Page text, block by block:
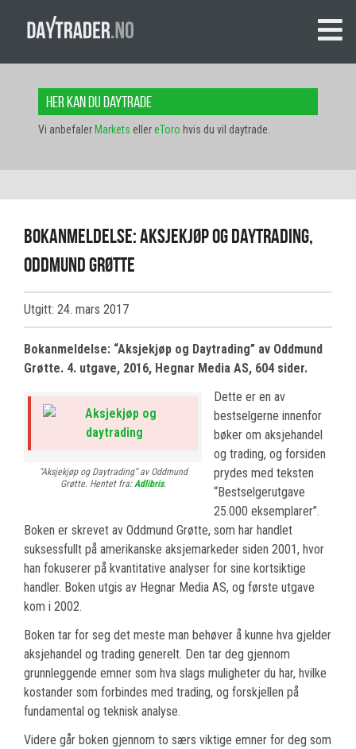
Her kan du daytrade
Vi anbefaler Markets ellereToro hvis du vil daytrade.
Bokanmeldelse: Aksjekjøp og Daytrading,
Oddmund Grøtte
Utgitt: 24. mars 2017
Bokanmeldelse: “Aksjekjøp og Daytrading” av Oddmund
Grøtte. 4. utgave, 2016, Hegnar Media AS, 604 sider.
“Aksjekjøp og Daytrading” av Oddmund
Grøtte. Hentet fra:Adlibris.
Dette er en av
bestselgerne innenfor
bøker om aksjehandel
og trading, og forsiden
prydes med teksten
“Bestselgerutgave
25.000 eksemplarer”.
Boken er skrevet av Oddmund Grøtte, som har handlet
suksessfullt på amerikanske aksjemarkeder siden 2001, hvor
han fokuserer på kvantitative analyser for sine kortsiktige
handler. Boken utgis av Hegnar Media AS, og første utgave
kom i 2002.
Boken tar for seg det meste man behøver å kunne hva gjelder
aksjehandel og trading generelt. Den tar deg gjennom
grunnleggende emner som hva slags muligheter du har, hvilke
kostander som forbindes med trading, og forskjellen på
fundamental og teknisk analyse.
Videre går boken gjennom to særs viktige emner for deg som